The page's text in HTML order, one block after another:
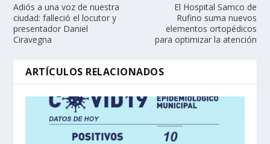
Adiós a una voz de nuestra
ciudad: falleció el locutor y
presentador Daniel
Ciravegna
El Hospital Samco de
Rufino suma nuevos
elementos ortopédicos
para optimizar la atención
ARTÍCULOS RELACIONADOS